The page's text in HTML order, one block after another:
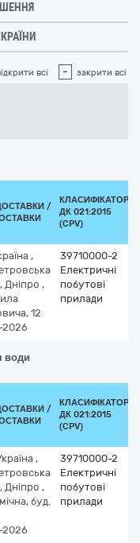
всі - закрити всі
/
КЛАСИФІКАТОР
ДК 021:2015
(CPV)
,
, Дніпро ,
12
2026
39710000-2
Електричні
побутові
прилади
води
/
КЛАСИФІКАТОР
ДК 021:2015
(CPV)
,
, Дніпро ,
буд.
2026
39710000-2
Електричні
побутові
прилади